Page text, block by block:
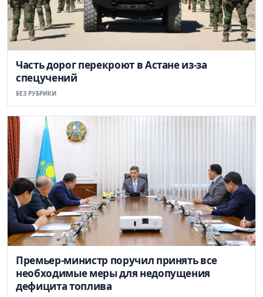
Часть дорог перекроют в Астане из-за
спецучений
БЕЗ РУБРИКИ
Премьер-министр поручил принять все
необходимые меры для недопущения
дефицита топлива